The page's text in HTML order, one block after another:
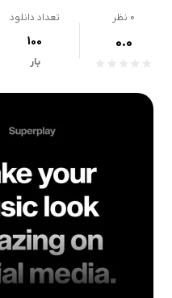
0 نظر
0.0
تعداد دانلود
100
بار